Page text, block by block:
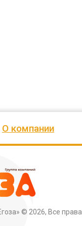
О компании
© 2026, Все права